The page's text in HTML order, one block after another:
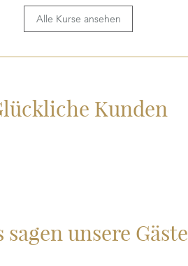
Alle Kurse ansehen
Kunden
sagen unsere Gäste